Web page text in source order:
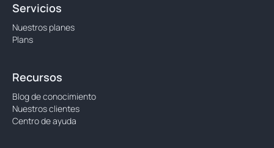
Servicios
Nuestros planes
Plans
Recursos
Blog de conocimiento
Nuestros clientes
Centro de ayuda